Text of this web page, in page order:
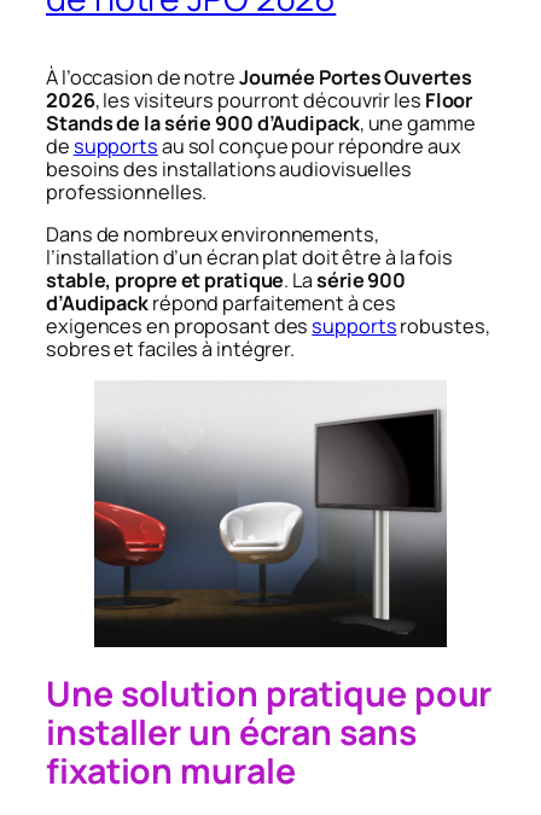
À l’occasion de notreJournée Portes Ouvertes
2026, les visiteurs pourront découvrir les Floor
Stands de la série 900 d’Audipack, une gamme
de supportsau sol conçue pour répondre aux
besoins des installations audiovisuelles
professionnelles.
Dans de nombreux environnements,
l’installation d’un écran plat doit être à la fois
stable, propre et pratique. Lasérie 900
d’Audipackrépond parfaitement à ces
exigences en proposant des supportsrobustes,
sobres et faciles à intégrer.
Une solution pratique pour
installer un écran sans
fixation murale